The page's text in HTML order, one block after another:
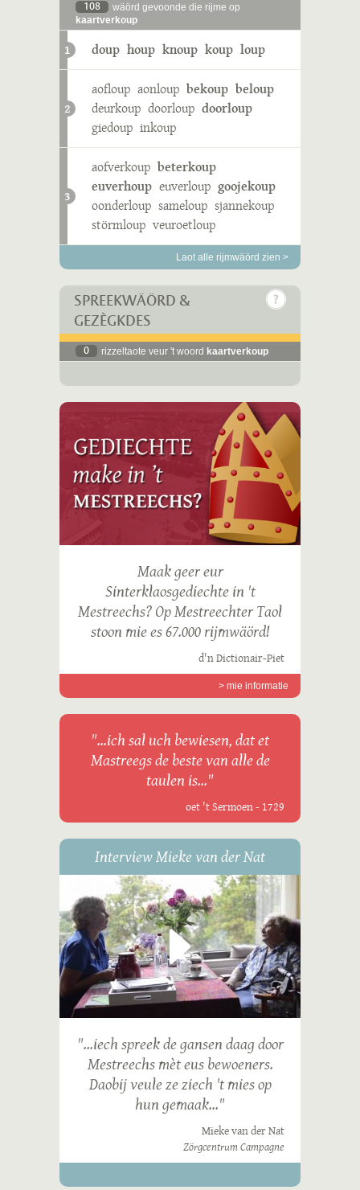
108
wäörd gevoonde die rijme op
kaartverkoup
1 doup houp knoup koup loup
2
aofloup aonloup bekoup beloup
deurkoup doorloup doorloup
giedoup inkoup
3
aofverkoup beterkoup
euverhoup euverloup goojekoup
oonderloup sameloup sjannekoup
störmloup veuroetloup
Laot alle rijmwäörd zien >
SPREEKWÄÖRD &
GEZÈGKDES
0 rizzeltaote veur 't woord kaartverkoup
Maak geer eur
Sinterklaosgediechte in 't
Mestreechs? Op Mestreechter Taol
stoon mie es 67.000 rijmwäörd!
d'n Dictionair-Piet
> mie informatie
"...ich sal uch bewiesen, dat et
Mastreegs de beste van alle de
taulen is..."
oet 't Sermoen - 1729
Interview Mieke van der Nat
"...iech spreek de gansen daag door
Mestreechs mèt eus bewoeners.
Daobij veule ze ziech 't mies op
hun gemaak..."
Mieke van der Nat
Zörgcentrum Campagne